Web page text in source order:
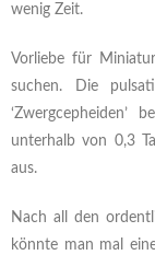
wenig Zeit.
Vorliebe für
suchen. Die
‘Zwergcepheiden’
unterhalb von 0,3
aus.
Nach all den
könnte man mal